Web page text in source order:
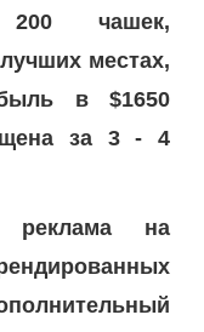
200 чашек,
местах,
в $1650
за 3 - 4
реклама на